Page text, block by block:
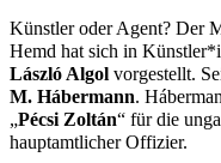
Künstler oder Agent? Der
Hemd hat sich in
László Algol vorgestellt.
M. Hábermann.
„Pécsi Zoltán“ für die
hauptamtlicher Offizier.